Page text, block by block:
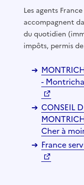
Les agents
accompagnent
du quotidien
impôts, permis
-
CONSEIL
Cher à
France